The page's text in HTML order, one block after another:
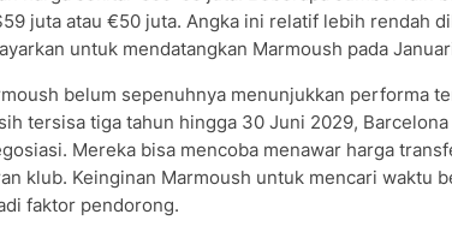
juta atau €50 juta. Angka ini relatif lebih rendah
untuk mendatangkan Marmoush pada
belum sepenuhnya menunjukkan performa
tersisa tiga tahun hingga 30 Juni 2029,
Mereka bisa mencoba menawar harga
klub. Keinginan Marmoush untuk mencari waktu
faktor pendorong.